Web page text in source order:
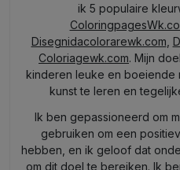
ik 5 populaire
Disegnidacolorarewk.com
Coloriagewk.com. Mijn
kinderen leuke en boeiende
kunst te leren en
Ik ben gepassioneerd om
gebruiken om een
hebben, en ik geloof dat
om dit doel te bereiken. Ik